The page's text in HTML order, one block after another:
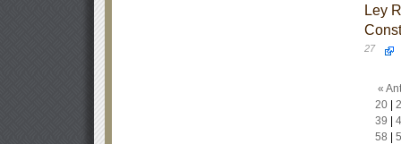
Ley
27
«
20|
39
58